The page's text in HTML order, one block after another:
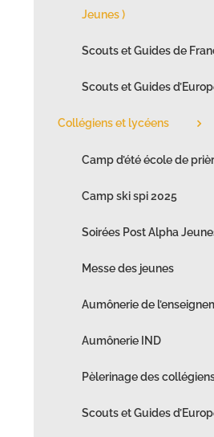
Jeunes )
Scouts et Guides de
Scouts et Guides
Collégiens et lycéens
Camp d’été école de
Camp ski spi 2025
Soirées Post Alpha
Messe des jeunes
Aumônerie de
Aumônerie IND
Pèlerinage des
Scouts et Guides